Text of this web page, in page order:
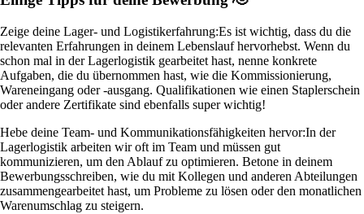
Zeige deine Lager- und Logistikerfahrung:Es ist wichtig, dass du die
relevanten Erfahrungen in deinem Lebenslauf hervorhebst. Wenn du
schon mal in der Lagerlogistik gearbeitet hast, nenne konkrete
Aufgaben, die du übernommen hast, wie die Kommissionierung,
Wareneingang oder -ausgang. Qualifikationen wie einen Staplerschein
oder andere Zertifikate sind ebenfalls super wichtig!
Hebe deine Team- und Kommunikationsfähigkeiten hervor:In der
Lagerlogistik arbeiten wir oft im Team und müssen gut
kommunizieren, um den Ablauf zu optimieren. Betone in deinem
Bewerbungsschreiben, wie du mit Kollegen und anderen Abteilungen
zusammengearbeitet hast, um Probleme zu lösen oder den monatlichen
Warenumschlag zu steigern.